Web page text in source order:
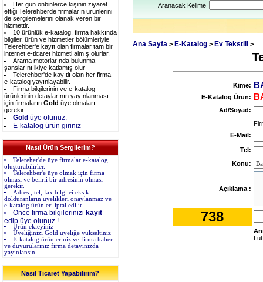
Her gün onbinlerce kişinin ziyaret
ettiği Telerehberde firmaların ürünlerini
de sergilemelerini olanak veren bir
hizmettir.
10 ürünlük e-katalog, firma hakkında
bilgiler, ürün ve hizmetler bölümleriyle
Telerehber'e kayıt olan firmalar tam bir
internet e-ticaret hizmeti almış olurlar.
Arama motorlarında bulunma
şanslarını ikiye katlamış olur
Telerehber'de kayıtlı olan her firma
e-katalog yayınlayabilir.
Firma bilgilerinin ve e-katalog
ürünlerinin detaylarının yayınlanması
için firmaların Gold üye olmaları
gerekir.
Gold üye olunuz.
E-katalog ürün giriniz
Nasıl Ürün Sergilerim?
Telereher'de üye firmalar e-katalog
oluşturabilirler.
Telerehber'e üye olmak için firma
olması ve belirli bir adresinin olması
gerekir.
Adres , tel, fax bilgilei eksik
dolduranların üyelikleri onaylanmaz ve
e-katalog ürünleri iptal edilir.
Önce firma bilgilerinizi kayıt
edip üye olunuz !
Ürün ekleyiniz
Üyeliğinizi Gold üyeliğe yükseltiniz
E-katalog ürünleriniz ve firma haber
ve duyurularınız firma detayınızda
yayınlansın.
Nasıl Ticaret Yapabilirim?
Aranacak Kelime
Ana Sayfa > E-Katalog > Ev Tekstili >
Kime:
E-Katalog Ürün:
Ad/Soyad:
E-Mail:
Tel:
Konu:
Açıklama :
738